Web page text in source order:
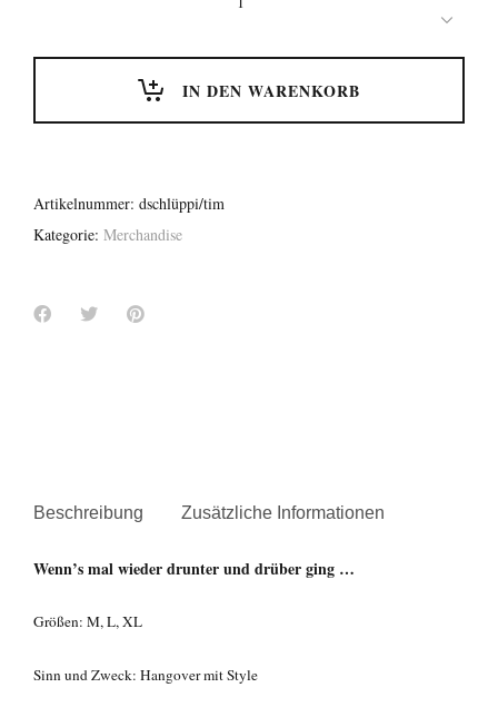
IN DEN WARENKORB
Artikelnummer: dschlüppi/tim
Kategorie: Merchandise
Beschreibung Zusätzliche Informationen
Wenn’s mal wieder drunter und drüber ging …
Größen: M, L, XL
Sinn und Zweck: Hangover mit Style